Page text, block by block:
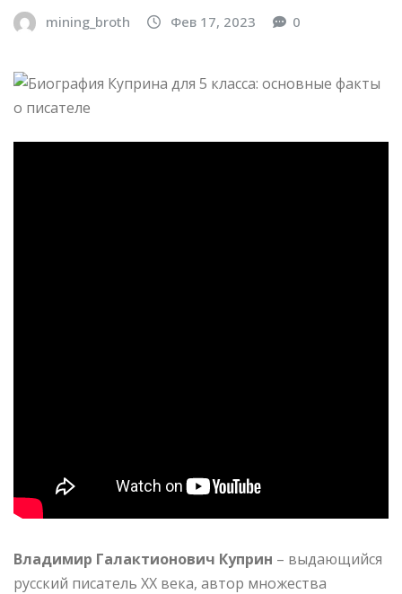
mining_broth Фев 17, 2023 0
Владимир Галактионович Куприн – выдающийся
русский писатель XX века, автор множества